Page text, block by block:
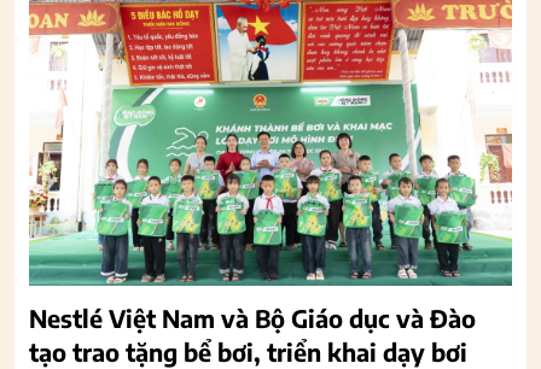
Nestlé Việt Nam và Bộ Giáo dục và Đào
tạo trao tặng bể bơi, triển khai dạy bơi